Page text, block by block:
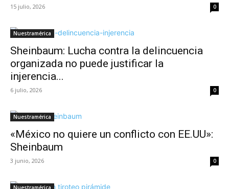
15 julio, 2026 0
Nuestramérica
Sheinbaum: Lucha contra la delincuencia
organizada no puede justificar la
injerencia...
6 julio, 2026 0
Nuestramérica
«México no quiere un conflicto con EE.UU»:
Sheinbaum
3 junio, 2026 0